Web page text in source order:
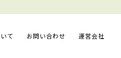
て お問い合わせ 運営会社